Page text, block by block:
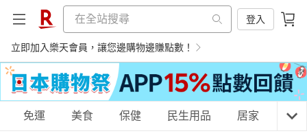
登入
立即加入樂天會員，讓您邊購物邊賺點數！
購物網分類
免運 美食 保健 民生用品 居家 3C